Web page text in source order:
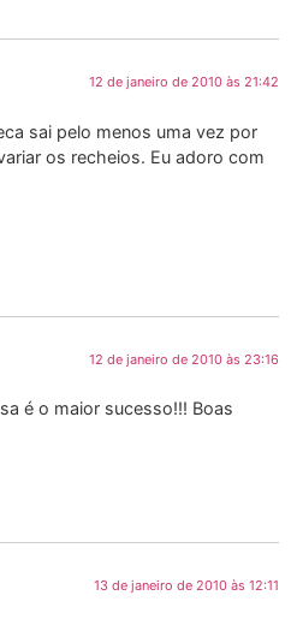
12 de janeiro de 2010 às 21:42
sai pelo menos uma vez por
os recheios. Eu adoro com
12 de janeiro de 2010 às 23:16
é o maior sucesso!!! Boas
13 de janeiro de 2010 às 12:11